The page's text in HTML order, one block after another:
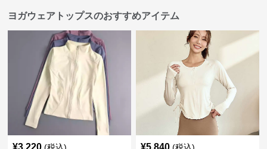
ヨガウェアトップスのおすすめアイテム
¥3,220 ¥5,840